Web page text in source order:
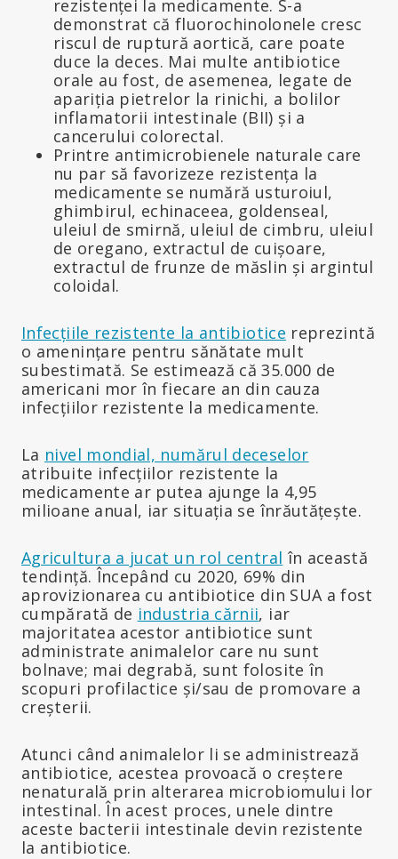
rezistenței la medicamente. S-a
demonstrat că fluorochinolonele cresc
riscul de ruptură aortică, care poate
duce la deces. Mai multe antibiotice
orale au fost, de asemenea, legate de
apariția pietrelor la rinichi, a bolilor
inflamatorii intestinale (BII) și a
cancerului colorectal.
Printre antimicrobienele naturale care
nu par să favorizeze rezistența la
medicamente se numără usturoiul,
ghimbirul, echinaceea, goldenseal,
uleiul de smirnă, uleiul de cimbru, uleiul
de oregano, extractul de cuișoare,
extractul de frunze de măslin și argintul
coloidal.
Infecțiile rezistente la antibiotice reprezintă
o amenințare pentru sănătate mult
subestimată. Se estimează că 35.000 de
americani mor în fiecare an din cauza
infecțiilor rezistente la medicamente.
La nivel mondial, numărul deceselor
atribuite infecțiilor rezistente la
medicamente ar putea ajunge la 4,95
milioane anual, iar situația se înrăutățește.
Agricultura a jucat un rol central în această
tendință. Începând cu 2020, 69% din
aprovizionarea cu antibiotice din SUA a fost
cumpărată de industria cărnii, iar
majoritatea acestor antibiotice sunt
administrate animalelor care nu sunt
bolnave; mai degrabă, sunt folosite în
scopuri profilactice și/sau de promovare a
creșterii.
Atunci când animalelor li se administrează
antibiotice, acestea provoacă o creștere
nenaturală prin alterarea microbiomului lor
intestinal. În acest proces, unele dintre
aceste bacterii intestinale devin rezistente
la antibiotice.